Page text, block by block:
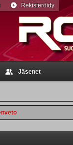
Jäsenet
Rekisteröidy